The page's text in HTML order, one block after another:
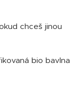
chceš jinou
bio bavlna